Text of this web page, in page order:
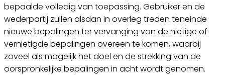
bepaalde volledig van toepassing. Gebruiker en de
wederpartij zullen alsdan in overleg treden teneinde
nieuwe bepalingen ter vervanging van de nietige of
vernietigde bepalingen overeen te komen, waarbij
zoveel als mogelijk het doel en de strekking van de
oorspronkelijke bepalingen in acht wordt genomen.